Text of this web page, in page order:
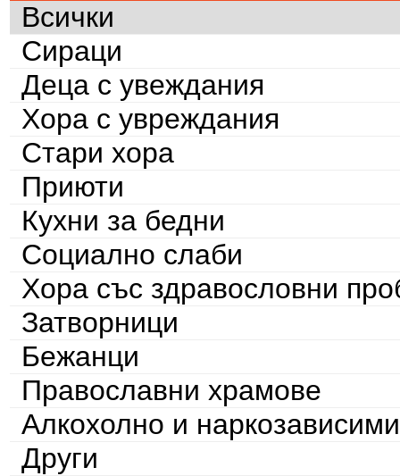
Всички
Сираци
Деца с увеждания
Хора с увреждания
Стари хора
Приюти
Кухни за бедни
Социално слаби
Хора със здравословни
Затворници
Бежанци
Православни храмове
Алкохолно и наркозависими
Други